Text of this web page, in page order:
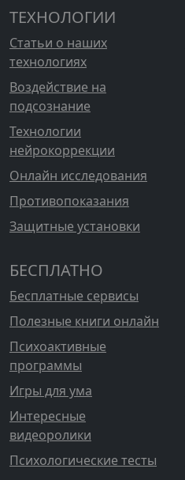
ТЕХНОЛОГИИ
Статьи о наших
технологиях
Воздействие на
подсознание
Технологии
нейрокоррекции
Онлайн исследования
Противопоказания
Защитные установки
БЕСПЛАТНО
Бесплатные сервисы
Полезные книги онлайн
Психоактивные
программы
Игры для ума
Интересные
видеоролики
Психологические тесты